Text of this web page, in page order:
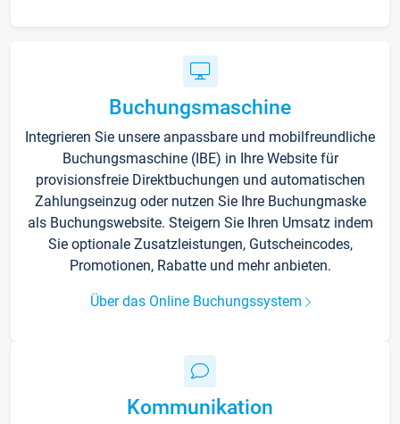
Buchungsmaschine
Integrieren Sie unsere anpassbare und mobilfreundliche
Buchungsmaschine (IBE) in Ihre Website für
provisionsfreie Direktbuchungen und automatischen
Zahlungseinzug oder nutzen Sie Ihre Buchungmaske
als Buchungswebsite. Steigern Sie Ihren Umsatz indem
Sie optionale Zusatzleistungen, Gutscheincodes,
Promotionen, Rabatte und mehr anbieten.
Über das Online Buchungssystem
Kommunikation